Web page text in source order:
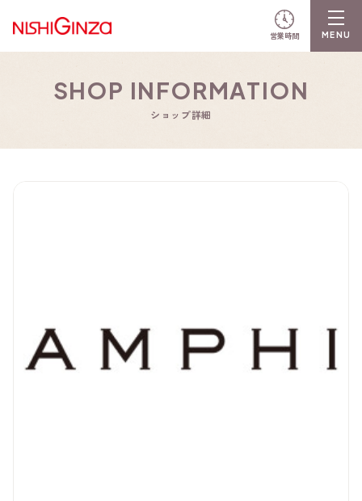
営業時間
SHOP INFORMATION
ショップ詳細